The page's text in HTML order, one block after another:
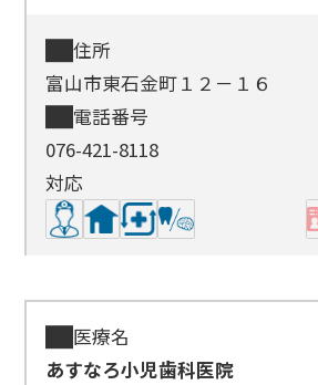
住所
富山市東石金町１２－１６
電話番号
076-421-8118
対応
医療名
あすなろ小児歯科医院